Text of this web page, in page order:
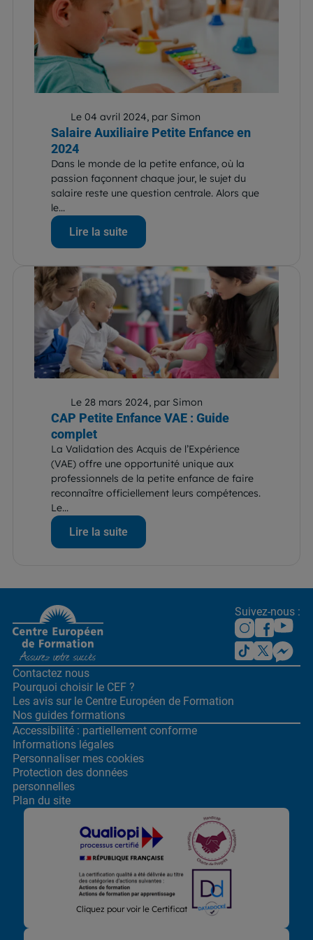
Le 04 avril 2024, par Simon
Salaire Auxiliaire Petite Enfance en
2024
Dans le monde de la petite enfance, où la
passion façonnent chaque jour, le sujet du
salaire reste une question centrale. Alors que
le...
Lire la suite
Le 28 mars 2024, par Simon
CAP Petite Enfance VAE : Guide
complet
La Validation des Acquis de l’Expérience
(VAE) offre une opportunité unique aux
professionnels de la petite enfance de faire
reconnaître officiellement leurs compétences.
Le...
Lire la suite
Suivez-nous :
Cliquez pour voir le Certificat
Contactez nous
Pourquoi choisir le CEF ?
Les avis sur le Centre Européen de Formation
Nos guides formations
Accessibilité : partiellement conforme
Informations légales
Personnaliser mes cookies
Protection des données
personnelles
Plan du site
Lors de la navigation sur notre site, nous recueillons et traitons
des données vous concernant qui nous permettent de vous